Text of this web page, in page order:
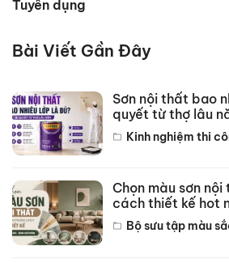
Tuyển dụng
Bài Viết Gần Đây
Sơn nội thất bao
quyết từ thợ lâu
Kinh nghiệm thi
Chọn màu sơn
cách thiết kế hot
Bộ sưu tập màu